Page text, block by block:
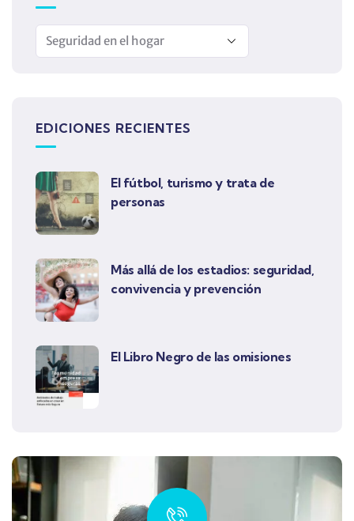
EDICIONES RECIENTES
El fútbol, turismo y trata de
personas
Más allá de los estadios: seguridad,
convivencia y prevención
El Libro Negro de las omisiones